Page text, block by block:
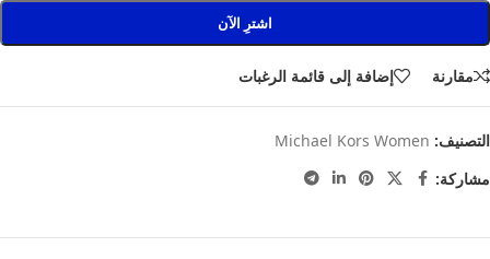
اشترِ الآن
مقارنة إضافة إلى قائمة الرغبات
التصنيف: Michael Kors Women
مشاركة: